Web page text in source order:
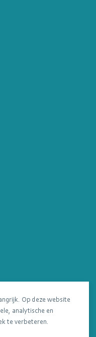
Op deze website
analytische en
te verbeteren.